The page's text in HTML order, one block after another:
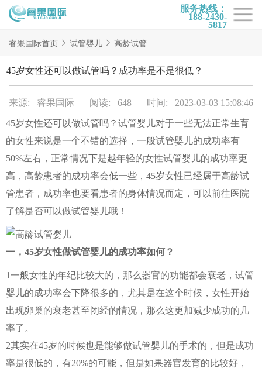
服务热线：
188-2430-
5817
首页
试管项目
试管百科
试管医院
睿果国际
睿果国际首页 试管婴儿 高龄试管
45岁女性还可以做试管吗？成功率是不是很低？
来源: 睿果国际 阅读: 648 时间: 2023-03-03 15:08:46
45岁女性还可以做试管吗？试管婴儿对于一些无法正常生育
的女性来说是一个不错的选择，一般试管婴儿的成功率有
50%左右，正常情况下是越年轻的女性试管婴儿的成功率更
高，高龄患者的成功率会低一些，45岁女性已经属于高龄试
管患者，成功率也要看患者的身体情况而定，可以前往医院
了解是否可以做试管婴儿哦！
一，45岁女性做试管婴儿的成功率如何？
1一般女性的年纪比较大的，那么器官的功能都会衰老，试管
婴儿的成功率会下降很多的，尤其是在这个时候，女性开始
出现卵巢的衰老甚至闭经的情况，那么这更加减少成功的几
率了。
2其实在45岁的时候也是能够做试管婴儿的手术的，但是成功
率是很低的，有20%的可能，但是如果器官发育的比较好，